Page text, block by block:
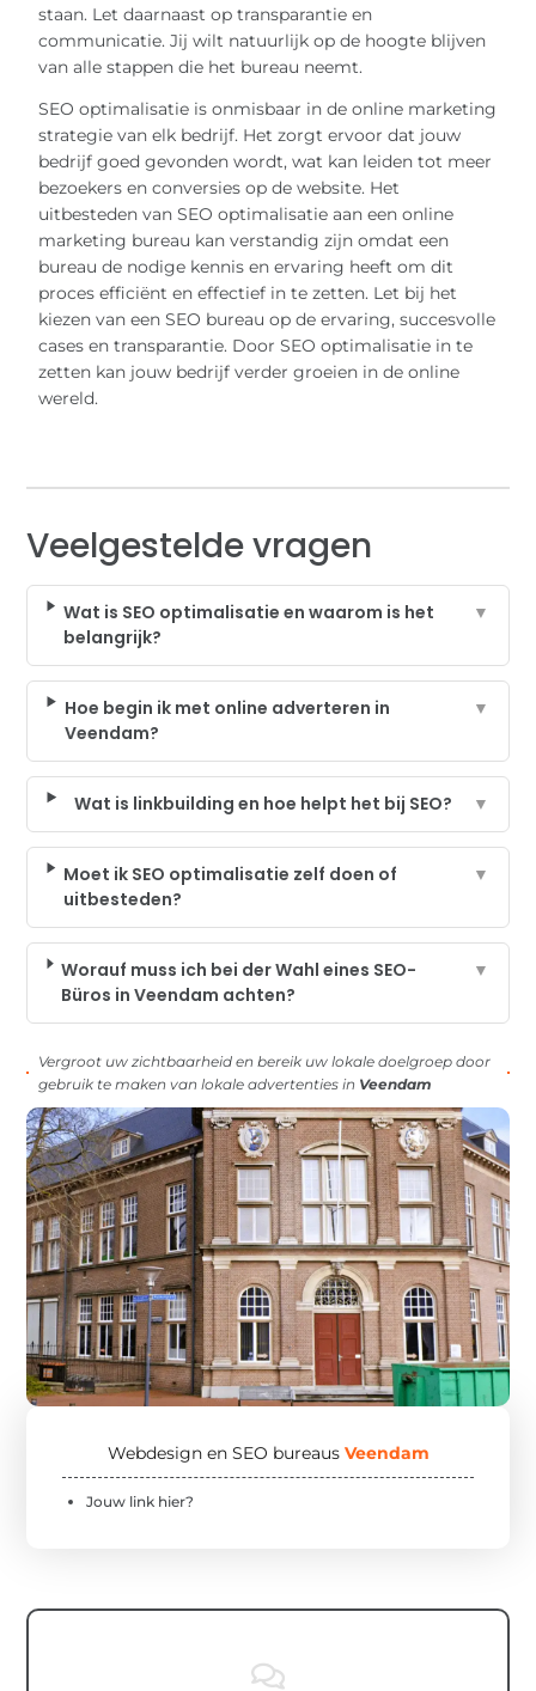
staan. Let daarnaast op transparantie en
communicatie. Jij wilt natuurlijk op de hoogte blijven
van alle stappen die het bureau neemt.
SEO optimalisatie is onmisbaar in de online marketing
strategie van elk bedrijf. Het zorgt ervoor dat jouw
bedrijf goed gevonden wordt, wat kan leiden tot meer
bezoekers en conversies op de website. Het
uitbesteden van SEO optimalisatie aan een online
marketing bureau kan verstandig zijn omdat een
bureau de nodige kennis en ervaring heeft om dit
proces efficiënt en effectief in te zetten. Let bij het
kiezen van een SEO bureau op de ervaring, succesvolle
cases en transparantie. Door SEO optimalisatie in te
zetten kan jouw bedrijf verder groeien in de online
wereld.
Veelgestelde vragen
Wat is SEO optimalisatie en waarom is het
belangrijk?
▼
Hoe begin ik met online adverteren in
Veendam?
▼
Wat is linkbuilding en hoe helpt het bij SEO? ▼
Moet ik SEO optimalisatie zelf doen of
uitbesteden?
▼
Worauf muss ich bei der Wahl eines SEO-
Büros in Veendam achten?
▼
Vergroot uw zichtbaarheid en bereik uw lokale doelgroep door
gebruik te maken van lokale advertenties in Veendam
Webdesign en SEO bureaus Veendam
Jouw link hier?